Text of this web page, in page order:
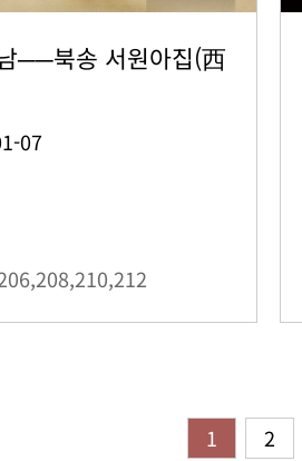
──북송 서원아집(西
07
1
2